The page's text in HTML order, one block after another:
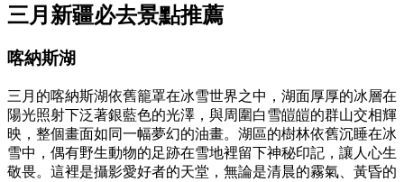
三月新疆必去景點推薦
喀納斯湖
三月的喀納斯湖依舊籠罩在冰雪世界之中，湖面厚厚的冰層在
陽光照射下泛著銀藍色的光澤，與周圍白雪皚皚的群山交相輝
映，整個畫面如同一幅夢幻的油畫。湖區的樹林依舊沉睡在冰
雪中，偶有野生動物的足跡在雪地裡留下神秘印記，讓人心生
敬畏。這裡是攝影愛好者的天堂，無論是清晨的霧氣、黃昏的